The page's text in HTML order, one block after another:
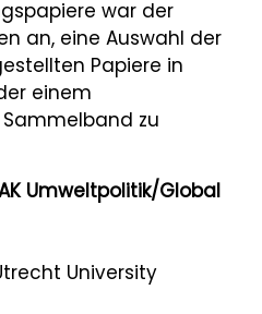
war der
an, eine Auswahl der
Papiere in
einem
zu
Umweltpolitik/Global
University